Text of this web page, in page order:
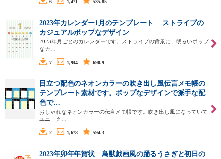
6 1,471 535.85
2023年カレンダー1月のテンプレート ストライプの
カジュアルポップなデザイン
2023年月ごとのカレンダーです。ストライプの背景に、明るいポップ
なカ…
7 1,904 690.9
目立つ配色のネオンカラーの吹き出し風伝言メモ帳の
テンプレート素材です。ポップなデザインで派手な配
色で…
おしゃれなネオンカラーの伝言メモ帳です。吹き出し風になっていて
ユニーク…
2 1,678 594.3
2023年卯年年賀状 鳥獣戯画風の踊るうさぎと初日の